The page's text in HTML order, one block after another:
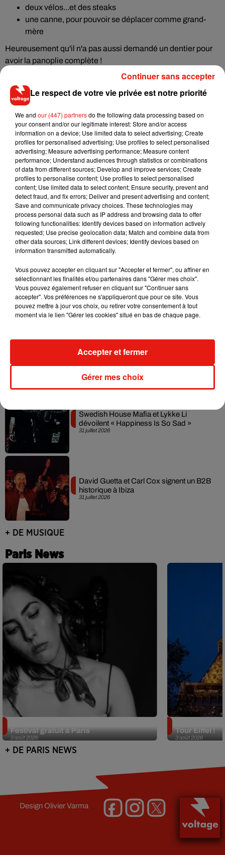
deux vélos...et des steaks
une canne, pour pouvoir se déplacer comme grand-
mère
Heureusement qu'il n'a pas aussi demandé un dentier pour
avoir la panoplie complète !
Musique
7 août 2026
RÜFÜS DU SOL annonce un nouvel
album après sa tournée mondiale
7 août 2026
Angèle et Amélie Lens dévoilent leur
collaboration tant attendue
6 août 2026
Il y a 10 ans, DJ Snake changeait de
dimension avec son premier...
Fred again.. et Latin Mafia dévoilent enfin
leur mixtape créée en...
31 juillet 2026
Swedish House Mafia et Lykke Li
dévoilent « Happiness Is So Sad »
31 juillet 2026
David Guetta et Carl Cox signent un B2B
historique à Ibiza
+ DE MUSIQUE
Paris News
3 août 2026
Festival gratuit à Paris
3 août 2026
Tour Eiffel !
+ DE PARIS NEWS
DesignOlivier Varma
Le respect de votre vie privée est notre priorité
We and our (447) partnersdo the following data processing based on
your consent and/or our legitimate interest: Store and/or access
information on a device; Use limited data to select advertising; Create
profiles for personalised advertising; Use profiles to select personalised
advertising; Measure advertising performance; Measure content
performance; Understand audiences through statistics or combinations
of data from different sources; Develop and improve services; Create
profiles to personalise content; Use profiles to select personalised
content; Use limited data to select content; Ensure security, prevent and
detect fraud, and fix errors; Deliver and present advertising and content;
Save and communicate privacy choices. These technologies may
process personal data such as IP address and browsing data to offer
following functionalities: Identify devices based on information actively
requested; Use precise geolocation data; Match and combine data from
other data sources; Link different devices; Identify devices based on
information transmitted automatically.
Vous pouvez accepter en cliquant sur "Accepter et fermer", ou affiner en
sélectionnant les finalités et/ou partenaires dans "Gérer mes choix".
Vous pouvez également refuser en cliquant sur "Continuer sans
accepter". Vos préférences ne s'appliqueront que pour ce site. Vous
pouvez mettre à jour vos choix, ou retirer votre consentement à tout
moment via le lien "Gérer les cookies" situé en bas de chaque page.
Gérer mes choix
Accepter et fermer
Continuer sans accepter